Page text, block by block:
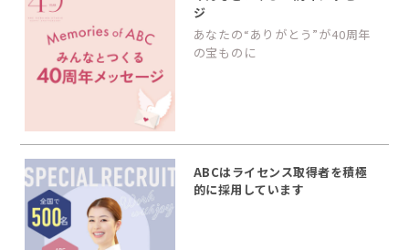
ジ
あなたの“ありがとう”が40周年
の宝ものに
ABCはライセンス取得者を積極
的に採用しています